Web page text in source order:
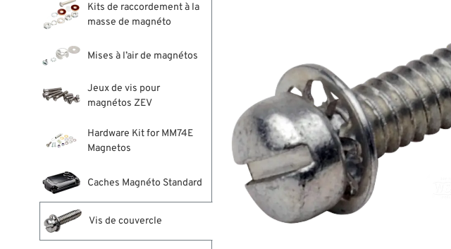
Kits de raccordement à la
masse de magnéto
Mises à l’air de magnétos
Jeux de vis pour
magnétos ZEV
Hardware Kit for MM74E
Magnetos
Caches Magnéto Standard
Vis de couvercle